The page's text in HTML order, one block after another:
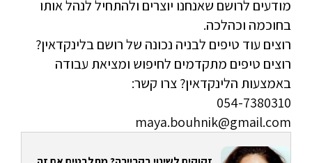
מודעים לרושם שאנחנו יוצרים ולהתחיל לנהל אותו
בחוכמה וכהלכה.
רוצים עוד טיפים לבניה נכונה של רושם בלינקדאין?
רוצים טיפים מתקדמים לחיפוש ומציאת עבודה
באמצעות הלינקדאין? צרו קשר:
054-7380310
maya.bouhnik@gmail.com